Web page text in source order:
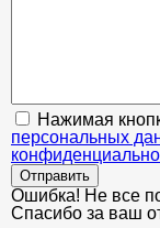
Нажимая
персональных
Отправить
Ошибка! Не все
Спасибо за ваш